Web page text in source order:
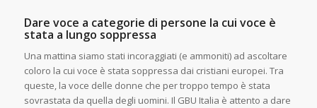
Dare voce a categorie di persone la cui voce è
stata a lungo soppressa
Una mattina siamo stati incoraggiati (e ammoniti) ad ascoltare
coloro la cui voce è stata soppressa dai cristiani europei. Tra
queste, la voce delle donne che per troppo tempo è stata
sovrastata da quella degli uomini. Il GBU Italia è attento a dare